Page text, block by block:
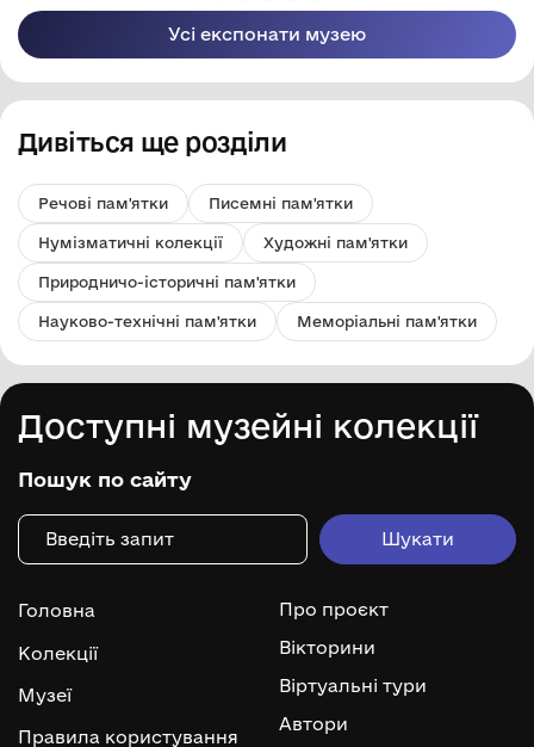
Усі експонати музею
Дивіться ще розділи
Речові пам'ятки Писемні пам'ятки
Нумізматичні колекції Художні пам'ятки
Природничо-історичні пам'ятки
Науково-технічні пам'ятки Меморіальні пам'ятки
Доступні музейні колекції
Пошук по сайту
Головна
Колекції
Музеї
Правила користування
Про проєкт
Вікторини
Віртуальні тури
Автори